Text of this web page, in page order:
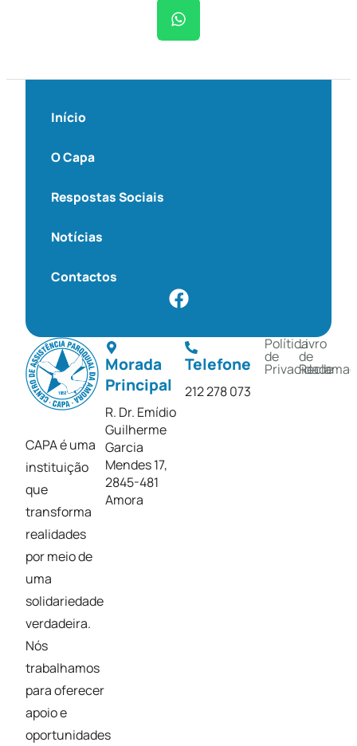
CAPA é uma
instituição
que
transforma
realidades
por meio de
uma
solidariedade
verdadeira.
Nós
trabalhamos
para oferecer
apoio e
oportunidades
Morada
Principal
R. Dr. Emídio
Guilherme
Garcia
Mendes 17,
2845-481
Amora
Telefone
212 278 073
Política
de
Privacidade
Livro
de
Início
O Capa
Respostas Sociais
Notícias
Contactos